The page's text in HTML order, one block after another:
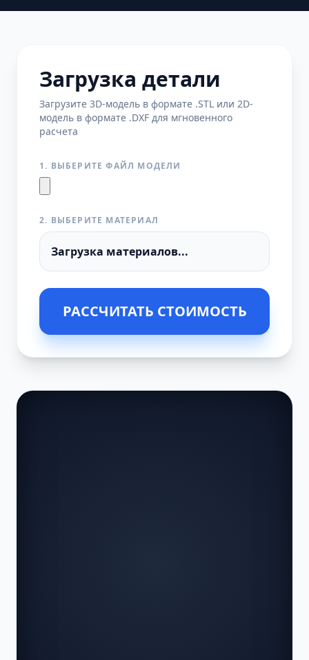
Загрузка детали
Загрузите 3D-модель в формате .STL или 2D-
модель в формате .DXF для мгновенного
расчета
1. ВЫБЕРИТЕ ФАЙЛ МОДЕЛИ
2. ВЫБЕРИТЕ МАТЕРИАЛ
РАССЧИТАТЬ СТОИМОСТЬ